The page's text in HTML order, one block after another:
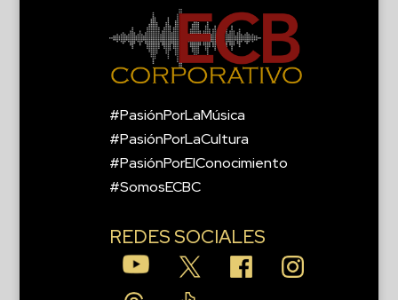
#PasiónPorLaMúsica
#PasiónPorLaCultura
#PasiónPorElConocimiento
#SomosECBC
REDES SOCIALES